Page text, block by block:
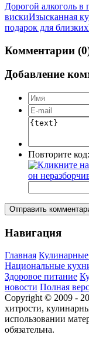
Дорогой алкоголь в
вискиИзысканная
подарок для близких
Комментарии
Добавление
Повторите код:
Отправить
Навигация
Главная
Национальные
Здоровое питание
новости Полная
Copyright © 2009 -
хитрости,
использовании
обязательна.